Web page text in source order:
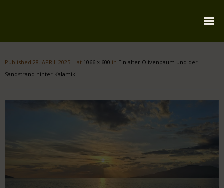
Über mich
Published 28. APRIL 2025 at 1066 × 600 in Ein alter Olivenbaum und der
Sandstrand hinter Kalamiki